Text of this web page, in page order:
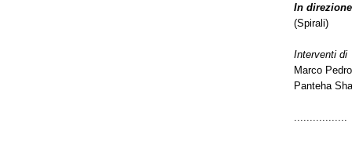
In
(Spirali)
Interventi di
Marco
Panteha
.................